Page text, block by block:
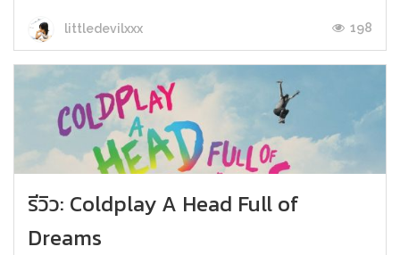
littledevilxxx 198
รีวิว: Coldplay A Head Full of
Dreams